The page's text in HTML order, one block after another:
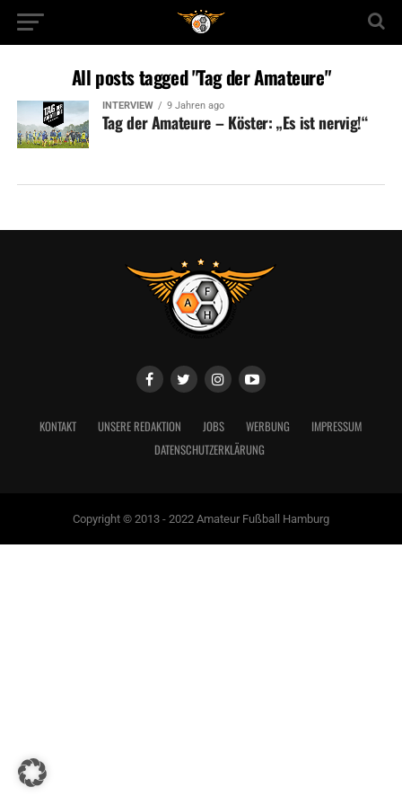
All posts tagged "Tag der Amateure"
INTERVIEW 9 Jahren ago
Tag der Amateure – Köster: „Es ist nervig!“
KONTAKT UNSERE REDAKTION JOBS WERBUNG
IMPRESSUM
DATENSCHUTZERKLÄRUNG
Copyright © 2013 - 2022 Amateur Fußball Hamburg